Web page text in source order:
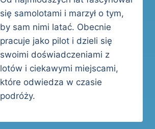
się samolotami i marzył o tym,
by sam nimi latać. Obecnie
pracuje jako pilot i dzieli się
swoimi doświadczeniami z
lotów i ciekawymi miejscami,
które odwiedza w czasie
podróży.